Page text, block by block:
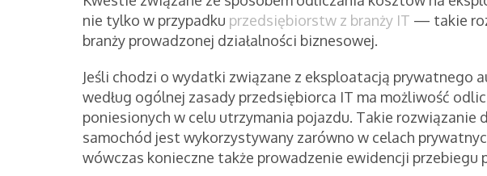
nie tylko w przypadku przedsiębiorstw z branży IT — takie
branży prowadzonej działalności biznesowej.
Jeśli chodzi o wydatki związane z eksploatacją prywatnego
według ogólnej zasady przedsiębiorca IT ma możliwość
poniesionych w celu utrzymania pojazdu. Takie rozwiązanie
samochód jest wykorzystywany zarówno w celach
wówczas konieczne także prowadzenie ewidencji przebiegu